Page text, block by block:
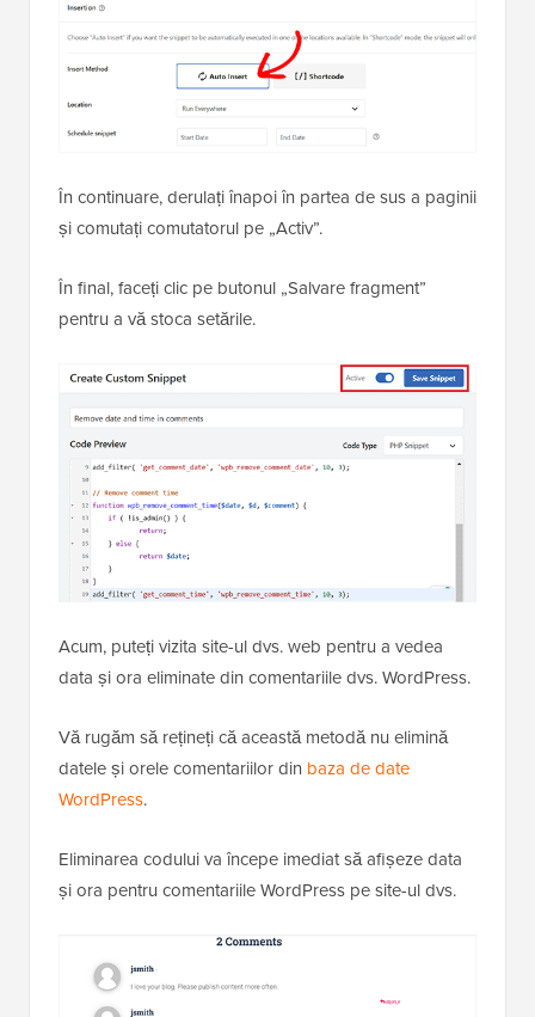
În continuare, derulați înapoi în partea de sus a paginii
și comutați comutatorul pe „Activ”.
În final, faceți clic pe butonul „Salvare fragment”
pentru a vă stoca setările.
Acum, puteți vizita site-ul dvs. web pentru a vedea
data și ora eliminate din comentariile dvs. WordPress.
Vă rugăm să rețineți că această metodă nu elimină
datele și orele comentariilor din baza de date
WordPress.
Eliminarea codului va începe imediat să afișeze data
și ora pentru comentariile WordPress pe site-ul dvs.